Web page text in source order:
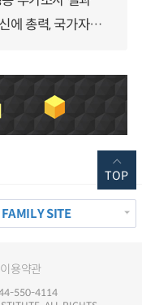
잠재성장률 반등을 위해 경제구조혁신에 총력, 국가자산 관리체계 대전환
FAMILY SITE
이용약관
550-4114
TOP